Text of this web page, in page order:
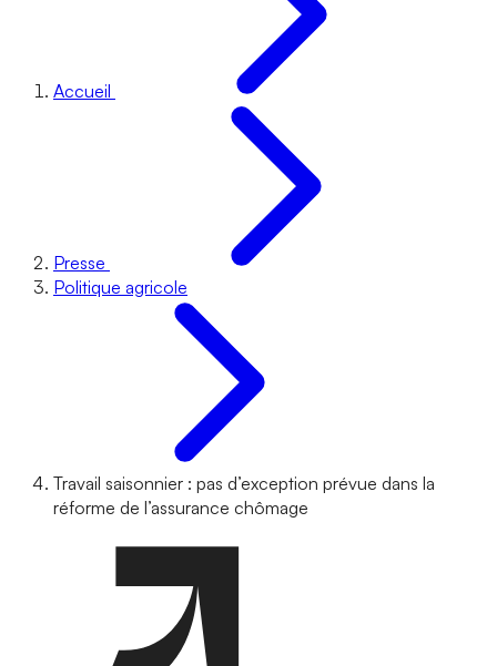
Accueil
Presse
Politique agricole
Travail saisonnier : pas d’exception prévue dans la
réforme de l’assurance chômage